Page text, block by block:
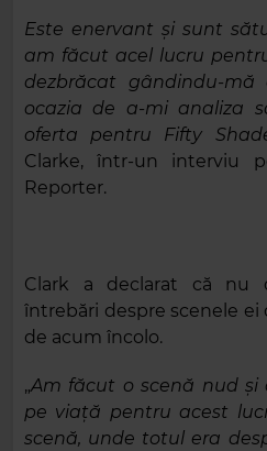
Este enervant și sunt
am făcut acel lucru
dezbrăcat gândindu-
ocazia de a-mi analiza
oferta pentru Fifty
Clarke, într-un interviu
Reporter.
Clark a declarat că nu
întrebări despre scenele
de acum încolo.
„Am făcut o scenă nud
pe viață pentru acest
scenă, unde totul era